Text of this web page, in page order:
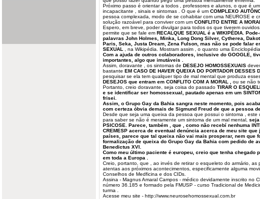
Próximo passo é orientar a todos , professores e alunos, o que é
incapacitante , sinais e sintomas . O que é um COMPLEXO
pessoa complexada, modo de se cohabitar com uma NEUROSE e
solução razoável para conviver com um CONFLITO ENTRE A
Espero, em breve, poder divulgar para todos os que tiverem
permite que se fale em RECALQUE SEXUAL é a WIKIPÉDIA.
palavras John Holmes, Minka, Long Dong Silver, Cytherea,
Paris, Seka, Justa Dream, Zena Fulson, mas não se pode falar
SEXUAL , na Wikipédia. Mostram assim , o quanto uma Enciclopédia
Com a ajuda de outros colaboradores, inclusive do GOOGLE,
importantes, algo que imutáveis .
Assim, doravante , os sintomas de DESEJO HOMOSSEXUAIS
bastante EM CASO DE HAVER QUEIXA DO PORTADOR DESSES
pesquisar se ela tem qualquer tipo de mal mental que produza
DESEJOS que entram em CONFLITO COM A MORAL ,
ou se não
Portanto, creio doravante, seja coisa do passado TIRAR O
e se identificar ser homossexual, pautado apenas em um
frisei.
Assim, o Grupo Gay da Bahia sangra neste momento, pois
com certeza óbvia demais de Sigmund Freud de que a pessoa
Desde que seja uma queixa da pessoa que possui o sintoma , este
para saber se não é meramente um sintoma de um mal mental, seja
PSICOSE.
Parece, também , que , como não recebí nenhuma
CREMESP acerca de eventual denúncia acerca de meu site que
países, parece que tal queixa não vai mais prosperar, nem que
formalização de queixa do Grupo Gay da Bahia com pedido de
Benedictus XVI.
Como meu último paciente é europeu, creio que tenha chegado
em toda a Europa .
Creio, portanto, que , ao invés de retirar o esqueleto do armário, as
atentas aos próximos acontecimentos, especificamente alguma
Conselhos de Medficina e dos CIDs.
Assina - Magnus Amaral Campos - médico devidamente inscrito no
número 36.185 e formado pela FMUSP - curso Tradicional de
turma .
Acesse meu site - http://www.neurosehomossexual.com.br